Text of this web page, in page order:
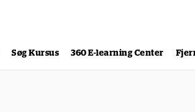
Søg Kursus 360 E-learning Center